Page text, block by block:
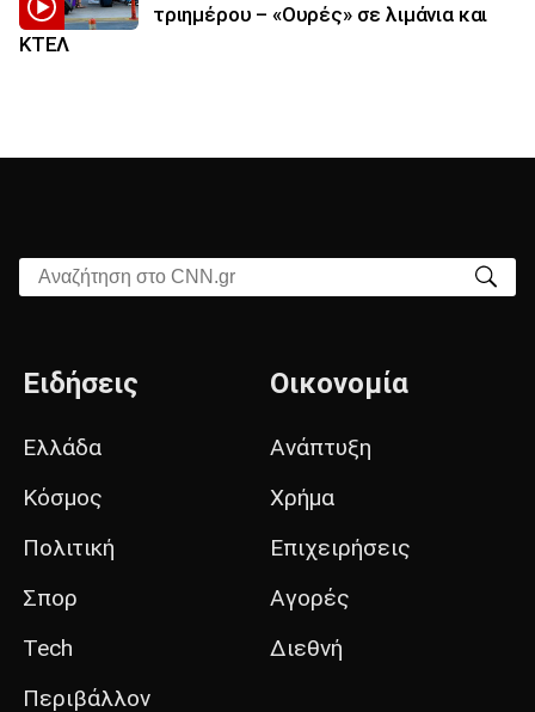
τριημέρου – «Ουρές» σε λιμάνια και
ΚΤΕΛ
Αναζήτηση στο CNN.gr
Ειδήσεις
Ελλάδα
Κόσμος
Πολιτική
Σπορ
Tech
Περιβάλλον
Οικονομία
Ανάπτυξη
Χρήμα
Επιχειρήσεις
Αγορές
Διεθνή